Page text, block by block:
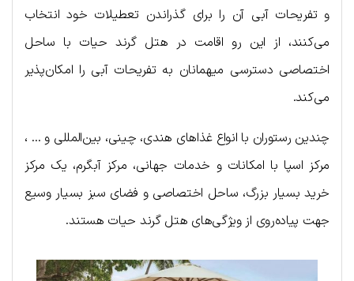
و تفریحات آبی آن را برای گذراندن تعطیلات خود انتخاب
می‌کنند، از این رو اقامت در هتل گرند حیات با ساحل
اختصاصی دسترسی میهمانان به تفریحات آبی را امکان‌پذیر
می‌کند.
چندین رستوران با انواع غذاهای هندی، چینی، بین‌المللی و … ،
مرکز اسپا با امکانات و خدمات جهانی، مرکز آبگرم، یک مرکز
خرید بسیار بزرگ، ساحل اختصاصی و فضای سبز بسیار وسیع
جهت پیاده‌روی از ویژگی‌های هتل گرند حیات هستند.